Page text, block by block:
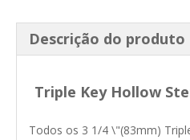
Descrição do produto
Triple Key Hollow
Todos os 3 1/4 \"(83mm)